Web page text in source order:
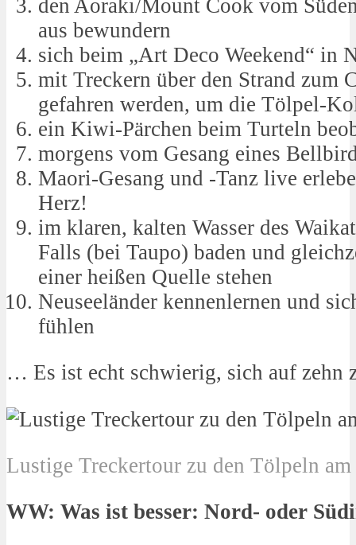
den Aoraki/Mount Cook vom
aus bewundern
sich beim „Art Deco Weekend“ in
mit Treckern über den Strand zum
gefahren werden, um die Tölpel-
ein Kiwi-Pärchen beim Turteln
morgens vom Gesang eines
Maori-Gesang und -Tanz live
Herz!
im klaren, kalten Wasser des
Falls (bei Taupo) baden und
einer heißen Quelle stehen
Neuseeländer kennenlernen und
fühlen
… Es ist echt schwierig, sich auf zehn
Lustige Treckertour zu den Tölpeln
WW: Was ist besser: Nord- oder